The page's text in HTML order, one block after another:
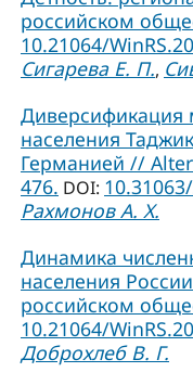
российском
10.21064/
Сигарева Е. П.,
Диверсификация
населения
Германией //
476. DOI:
Рахмонов А. Х.
Динамика
населения
российском
10.21064/
Доброхлеб В. Г.